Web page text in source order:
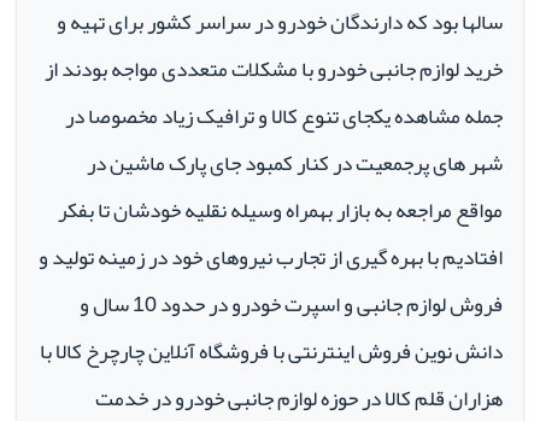
سالها بود که دارندگان خودرو در سراسر کشور برای تهیه و
خرید لوازم جانبی خودرو با مشکلات متعددی مواجه بودند از
جمله مشاهده یکجای تنوع کالا و ترافیک زیاد مخصوصا در
شهر های پرجمعیت در کنار کمبود جای پارک ماشین در
مواقع مراجعه به بازار بهمراه وسیله نقلیه خودشان تا بفکر
افتادیم با بهره گیری از تجارب نیروهای خود در زمینه تولید و
فروش لوازم جانبی و اسپرت خودرو در حدود 10 سال و
دانش نوین فروش اینترنتی با فروشگاه آنلاین چارچرخ کالا با
هزاران قلم کالا در حوزه لوازم جانبی خودرو در خدمت